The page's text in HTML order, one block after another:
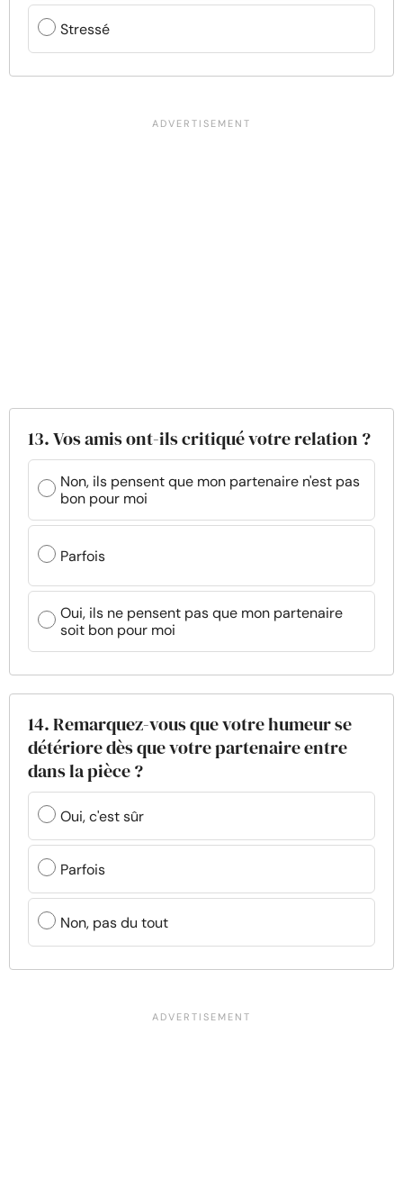
Stressé
13. Vos amis ont-ils critiqué votre relation ?
Non, ils pensent que mon partenaire n'est pas
bon pour moi
Parfois
Oui, ils ne pensent pas que mon partenaire
soit bon pour moi
14. Remarquez-vous que votre humeur se
détériore dès que votre partenaire entre
dans la pièce ?
Oui, c'est sûr
Parfois
Non, pas du tout